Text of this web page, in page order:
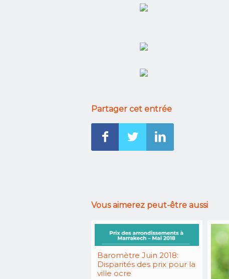
Partager cet entrée
Vous aimerez peut-être aussi
Baromètre Juin 2018:
Disparités des prix pour la
ville ocre